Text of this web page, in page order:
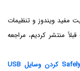
مفید ویندوز و تنظیمات
منتشر کردیم، مراجعه
آیا استفاده از Eject کردن هارد و Safely Remove کردن وسایل USB